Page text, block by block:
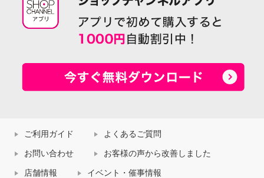
ご利用ガイド よくあるご質問
お問い合わせ お客様の声から改善しました
店舗情報 イベント・催事情報